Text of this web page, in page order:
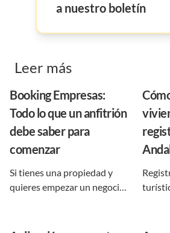
a nuestro boletín
Leer más
Booking Empresas:
Todo lo que un anfitrión
debe saber para
comenzar
Si tienes una propiedad y
quieres empezar un negocio
para conseguir reservas de
es un